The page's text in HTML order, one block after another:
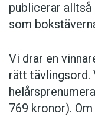
publicerar alltså
som
Vi drar en
rätt tävlingsord.
769 kronor).